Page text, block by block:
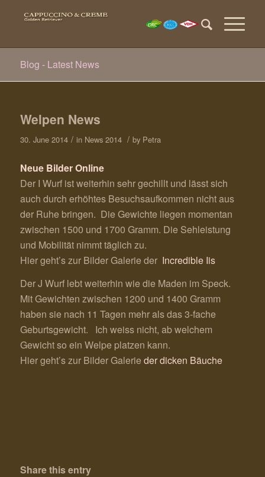
Blog - Latest News
Welpen News
30. June 2014 / in News 2014 / by Petra
Neue Bilder Online
Der I Wurf ist weiterhin sehr gechillt und lässt sich
auch durch erhöhtes Besuchsaufkommen nicht aus
der Ruhe bringen. Die Gewichte liegen momentan
zwischen 1500 und 1700 Gramm. Die Sehleistung
und Mobilität nimmt täglich zu.
Hier geht’s zur Bilder Galerie der Incredible Iis
Der J Wurf lebt weiterhin wie die Maden im Speck.
Mit Gewichten zwischen 1200 und 1400 Gramm
haben sie nach 11 Tagen mehr als das 3-fache
Geburtsgewicht. Ich weiss nicht, ab welchem
Gewicht so ein Welpe platzen kann.
Hier geht’s zur Bilder Galerie der dicken Bäuche
Share this entry